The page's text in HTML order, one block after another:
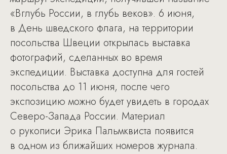
«Вглубь России, в глубь веков». 6 июня,
в День шведского флага, на территории
посольства Швеции открылась выставка
фотографий, сделанных во время
экспедиции. Выставка доступна для гостей
посольства до 11 июня, после чего
экспозицию можно будет увидеть в городах
Северо-Запада России. Материал
о рукописи Эрика Пальмквиста появится
в одном из ближайших номеров журнала.